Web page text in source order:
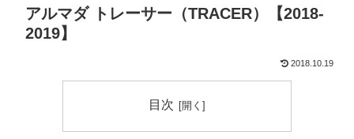
アルマダ トレーサー（TRACER）【2018-
2019】
2018.10.19
目次